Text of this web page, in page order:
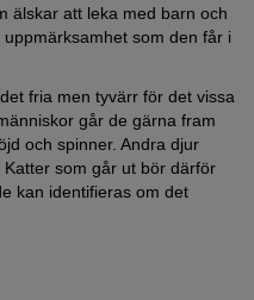
älskar att leka med barn och
som den får i
fria men tyvärr för det vissa
går de gärna fram
och spinner. Andra djur
som går ut bör därför
kan identifieras om det